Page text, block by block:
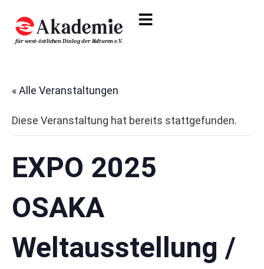
« Alle Veranstaltungen
Diese Veranstaltung hat bereits stattgefunden.
EXPO 2025
OSAKA
Weltausstellung /